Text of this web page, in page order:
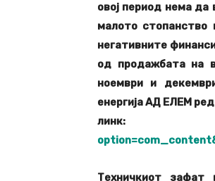
овој период нема да
малото стопанство
негативните
од продажбата на
ноември и
енергија АД ЕЛЕМ
Техничкиот зафат